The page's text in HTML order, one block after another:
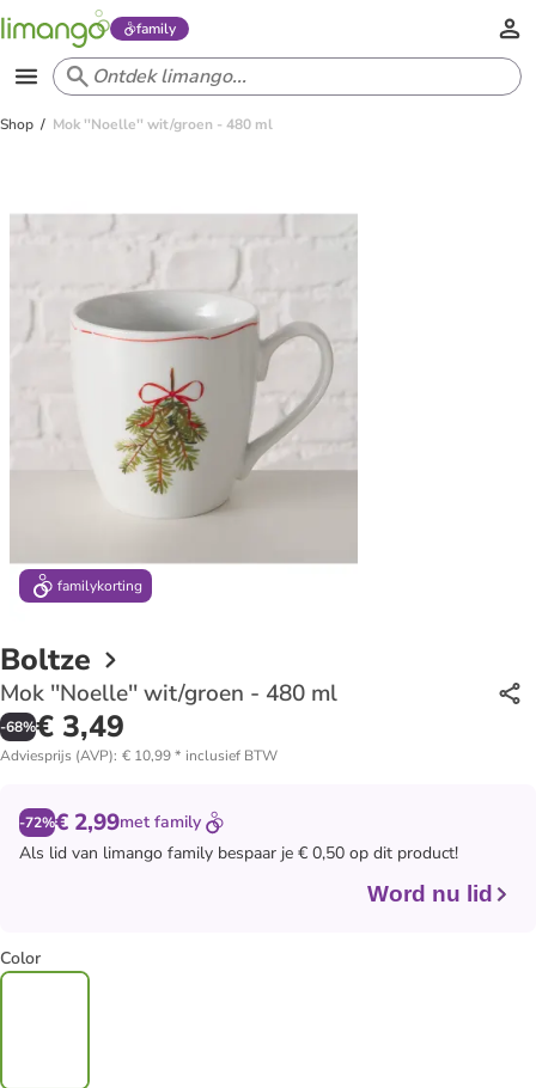
family
Shop Mok ''Noelle'' wit/groen - 480 ml
familykorting
Boltze
Mok ''Noelle'' wit/groen - 480 ml
-68%€ 3,49
Adviesprijs (AVP): € 10,99* inclusief BTW
-72%€ 2,99met family
Als lid van limango family bespaar je € 0,50 op dit product!
Word nu lid
Color